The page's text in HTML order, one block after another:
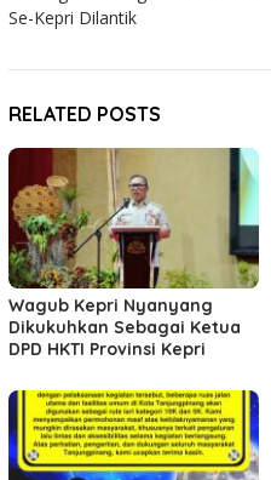
Se-Kepri Dilantik
RELATED POSTS
Wagub Kepri Nyanyang
Dikukuhkan Sebagai Ketua
DPD HKTI Provinsi Kepri